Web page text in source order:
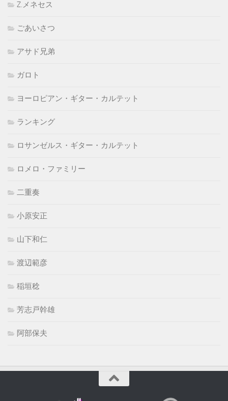
Z.メネセス
ごあいさつ
アサド兄弟
ガロト
ヨーロピアン・ギター・カルテット
ランキング
ロサンゼルス・ギター・カルテット
ロメロ・ファミリー
二重奏
小原安正
山下和仁
渡辺範彦
稲垣稔
芳志戸幹雄
阿部保夫